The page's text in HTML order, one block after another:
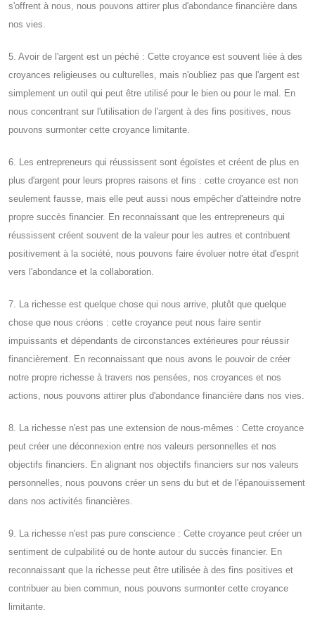
s'offrent à nous, nous pouvons attirer plus d'abondance financière dans
nos vies.
5. Avoir de l'argent est un péché : Cette croyance est souvent liée à des
croyances religieuses ou culturelles, mais n'oubliez pas que l'argent est
simplement un outil qui peut être utilisé pour le bien ou pour le mal. En
nous concentrant sur l'utilisation de l'argent à des fins positives, nous
pouvons surmonter cette croyance limitante.
6. Les entrepreneurs qui réussissent sont égoïstes et créent de plus en
plus d'argent pour leurs propres raisons et fins : cette croyance est non
seulement fausse, mais elle peut aussi nous empêcher d'atteindre notre
propre succès financier. En reconnaissant que les entrepreneurs qui
réussissent créent souvent de la valeur pour les autres et contribuent
positivement à la société, nous pouvons faire évoluer notre état d'esprit
vers l'abondance et la collaboration.
7. La richesse est quelque chose qui nous arrive, plutôt que quelque
chose que nous créons : cette croyance peut nous faire sentir
impuissants et dépendants de circonstances extérieures pour réussir
financièrement. En reconnaissant que nous avons le pouvoir de créer
notre propre richesse à travers nos pensées, nos croyances et nos
actions, nous pouvons attirer plus d'abondance financière dans nos vies.
8. La richesse n'est pas une extension de nous-mêmes : Cette croyance
peut créer une déconnexion entre nos valeurs personnelles et nos
objectifs financiers. En alignant nos objectifs financiers sur nos valeurs
personnelles, nous pouvons créer un sens du but et de l'épanouissement
dans nos activités financières.
9. La richesse n'est pas pure conscience : Cette croyance peut créer un
sentiment de culpabilité ou de honte autour du succès financier. En
reconnaissant que la richesse peut être utilisée à des fins positives et
contribuer au bien commun, nous pouvons surmonter cette croyance
limitante.